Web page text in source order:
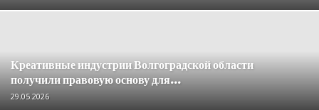
Креативные индустрии Волгоградской области
получили правовую основу для...
29.05.2026